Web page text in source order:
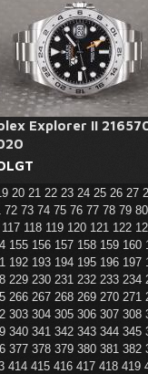
Explorer II
20 21 22 23 24 25 26 27
72 73 74 75 76 77 78 79
117 118 119 120 121 122
155 156 157 158 159 160
192 193 194 195 196 197
229 230 231 232 233 234
266 267 268 269 270 271
303 304 305 306 307 308
340 341 342 343 344 345
377 378 379 380 381 382
414 415 416 417 418 419